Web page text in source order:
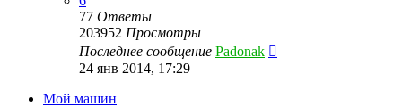
77 Ответы
203952 Просмотры
Последнее сообщение Padonak
24 янв 2014, 17:29
Мой машин